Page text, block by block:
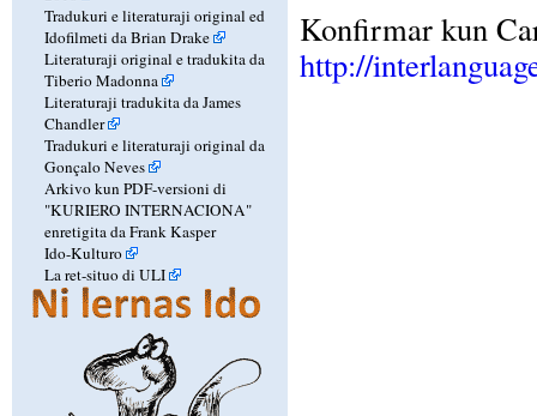
Tradukuri e literaturaji original ed
Idofilmeti da Brian Drake
Literaturaji original e tradukita da
Tiberio Madonna
Literaturaji tradukita da James
Chandler
Tradukuri e literaturaji original da
Gonçalo Neves
Arkivo kun PDF-versioni di
"KURIERO INTERNACIONA"
enretigita da Frank Kasper
Ido-Kulturo
La ret-situo di ULI
Konfirmar kun
http://